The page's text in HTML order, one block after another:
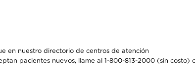
en nuestro directorio de centros de atención
pacientes nuevos, llame al 1-800-813-2000 (sin costo)